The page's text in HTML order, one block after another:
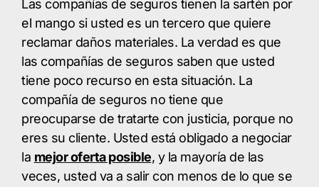
Las compañías de seguros tienen la sartén por
el mango si usted es un tercero que quiere
reclamar daños materiales. La verdad es que
las compañías de seguros saben que usted
tiene poco recurso en esta situación. La
compañía de seguros no tiene que
preocuparse de tratarte con justicia, porque no
eres su cliente. Usted está obligado a negociar
la mejor oferta posible, y la mayoría de las
veces, usted va a salir con menos de lo que se